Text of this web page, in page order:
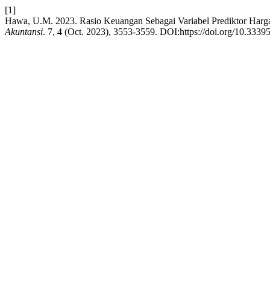
[1]
Hawa, U.M. 2023. Rasio Keuangan Sebagai Variabel Prediktor
Akuntansi. 7, 4 (Oct. 2023), 3553-3559. DOI:https://doi.org/